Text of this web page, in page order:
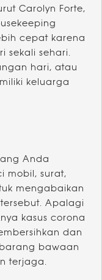
Carolyn Forte,
cepat karena
sekali sehari.
hari, atau
keluarga
Anda
mobil, surat,
mengabaikan
Apalagi
kasus corona
dan
bawaan
terjaga.